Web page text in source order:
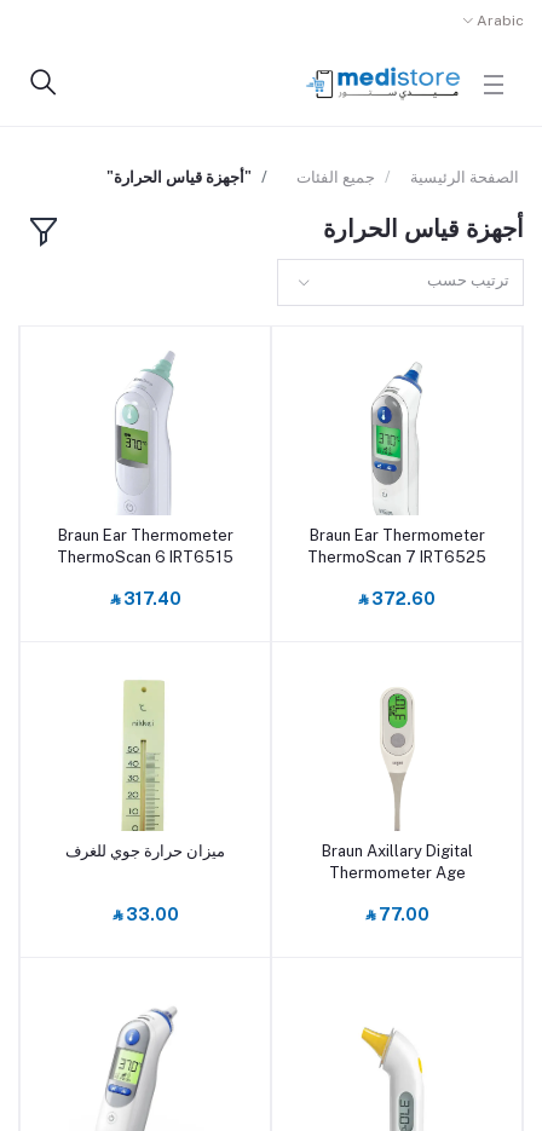
Arabic
الصفحة الرئيسية جميع الفئات "أجهزة قياس الحرارة"
أجهزة قياس الحرارة
ترتيب حسب
أضف إلى السلة
Braun Ear Thermometer
ThermoScan 7 IRT6525
‎⃁ 372.60
أضف إلى السلة
Braun Ear Thermometer
ThermoScan 6 IRT6515
‎⃁ 317.40
أضف إلى السلة
Braun Axillary Digital
Thermometer Age
‎⃁ 77.00
أضف إلى السلة
ميزان حرارة جوي للغرف
‎⃁ 33.00